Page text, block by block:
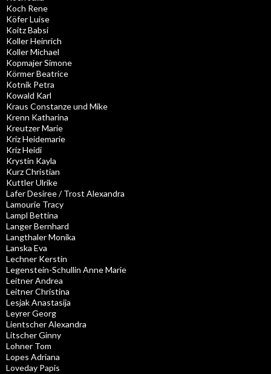
Koch Rene
Köfer Luise
Koitz Babsi
Koller Heinrich
Koller Michael
Kopmajer Simone
Körmer Beatrice
Kotnik Petra
Kowald Karl
Kraus Constanze und Mike
Krenn Katharina
Kreutzer Marie
Kriz Heidemarie
Kriz Heidi
Krystin Kayla
Kurz Christian
Kuttler Ulrike
Lafer Desiree / Trost Alexandra
Lamourie Tracy
Lampl Bettina
Langer Bernhard
Langthaler Monika
Lanska Eva
Lechner Kerstin
Legenstein-Schullin Anne Marie
Leitner Andrea
Leitner Christina
Lesjak Anastasija
Leyrer Georg
Lientscher Alexandra
Litscher Ginny
Lohner Tom
Lopes Adriana
Loveday Papis